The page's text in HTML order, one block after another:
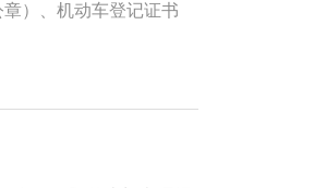
）、机动车登记证书